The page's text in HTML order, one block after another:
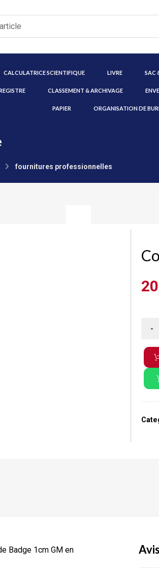
CALCULATRICE SCIENTIFIQUE LIVRE SAC
CLASSEMENT & ARCHIVAGE
PAPIER ORGANISATION DE
fournitures professionnelles
-
Avis
Badge 1cm GM en